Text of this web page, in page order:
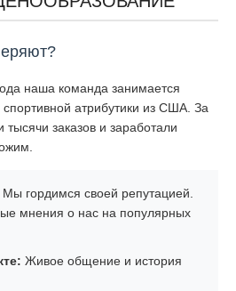
наша команда занимается
спортивной атрибутики из США. За
заказов и заработали
Мы гордимся своей репутацией.
мнения о нас на популярных
Живое общение и история